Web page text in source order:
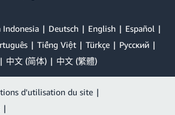
Indonesia Deutsch English
Español
Tiếng Việt Türkçe
Ρусский
中文 (简体) 中文 (繁體)
d'utilisation du site |
|